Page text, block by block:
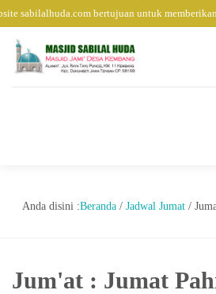
sabilalhuda.com bertujuan untuk
Anda disini :Beranda / Jadwal Jumat /
Jum'at : Jumat